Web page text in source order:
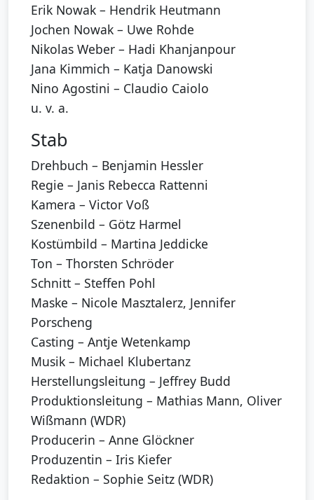
Erik Nowak – Hendrik Heutmann
Jochen Nowak – Uwe Rohde
Nikolas Weber – Hadi Khanjanpour
Jana Kimmich – Katja Danowski
Nino Agostini – Claudio Caiolo
u. v. a.
Stab
Drehbuch – Benjamin Hessler
Regie – Janis Rebecca Rattenni
Kamera – Victor Voß
Szenenbild – Götz Harmel
Kostümbild – Martina Jeddicke
Ton – Thorsten Schröder
Schnitt – Steffen Pohl
Maske – Nicole Masztalerz, Jennifer
Porscheng
Casting – Antje Wetenkamp
Musik – Michael Klubertanz
Herstellungsleitung – Jeffrey Budd
Produktionsleitung – Mathias Mann, Oliver
Wißmann (WDR)
Producerin – Anne Glöckner
Produzentin – Iris Kiefer
Redaktion – Sophie Seitz (WDR)